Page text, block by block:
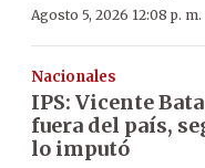
Agosto 5, 2026 12:08 p. m.
Nacionales
IPS: Vicente
fuera del país,
lo imputó